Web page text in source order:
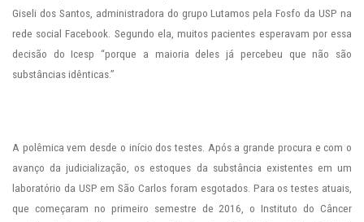
Giseli dos Santos, administradora do grupo Lutamos pela Fosfo da USP na
rede social Facebook. Segundo ela, muitos pacientes esperavam por essa
decisão do Icesp “porque a maioria deles já percebeu que não são
substâncias idênticas.”
A polêmica vem desde o início dos testes. Após a grande procura e com o
avanço da judicialização, os estoques da substância existentes em um
laboratório da USP em São Carlos foram esgotados. Para os testes atuais,
que começaram no primeiro semestre de 2016, o Instituto do Câncer